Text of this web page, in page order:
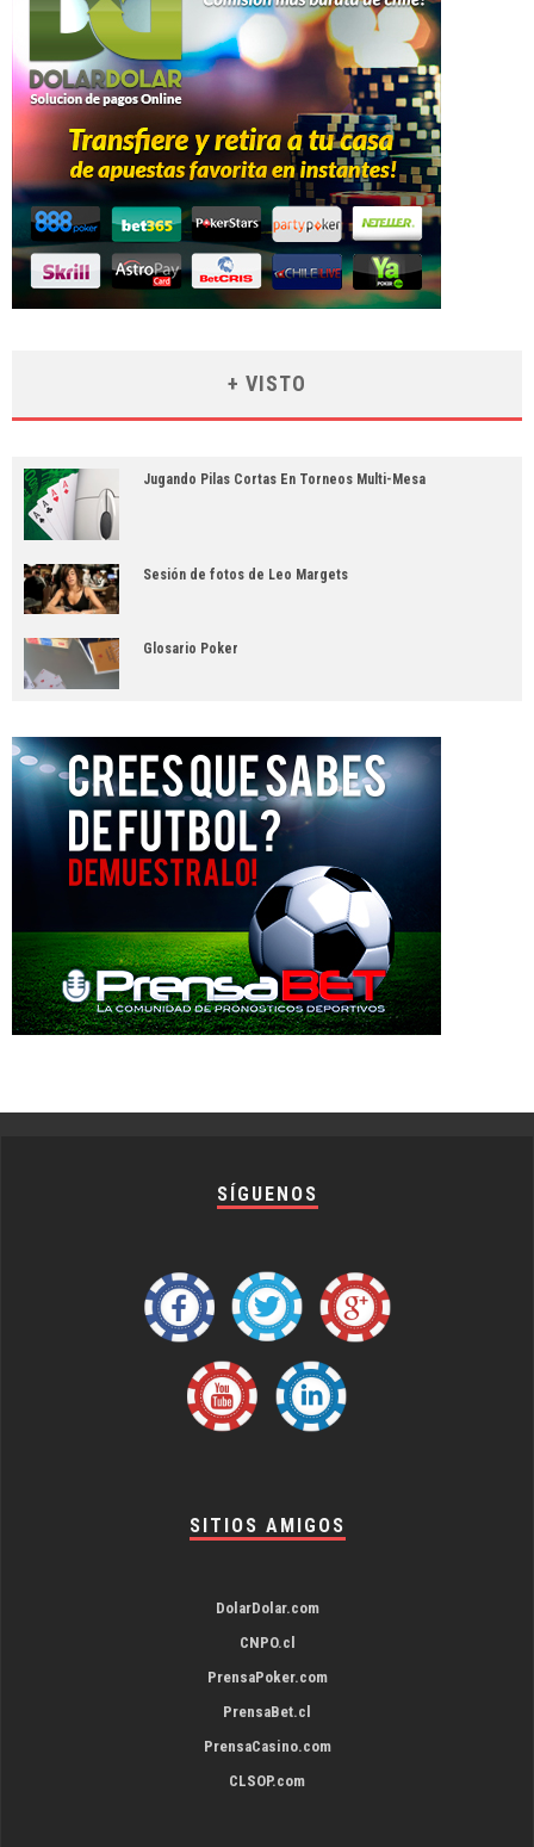
+ VISTO
Jugando Pilas Cortas En Torneos Multi-Mesa
Sesión de fotos de Leo Margets
Glosario Poker
SÍGUENOS
SITIOS AMIGOS
DolarDolar.com
CNPO.cl
PrensaPoker.com
PrensaBet.cl
PrensaCasino.com
CLSOP.com